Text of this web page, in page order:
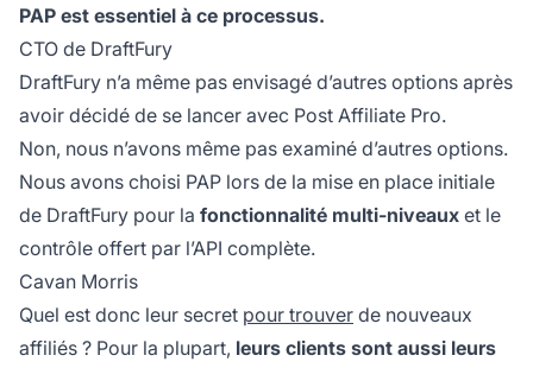
PAP est essentiel à ce processus.
CTO de DraftFury
DraftFury n’a même pas envisagé d’autres options après
avoir décidé de se lancer avec Post Affiliate Pro.
Non, nous n’avons même pas examiné d’autres options.
Nous avons choisi PAP lors de la mise en place initiale
de DraftFury pour la fonctionnalité multi-niveaux et le
contrôle offert par l’API complète.
Cavan Morris
Quel est donc leur secret pour trouver de nouveaux
affiliés ? Pour la plupart, leurs clients sont aussi leurs